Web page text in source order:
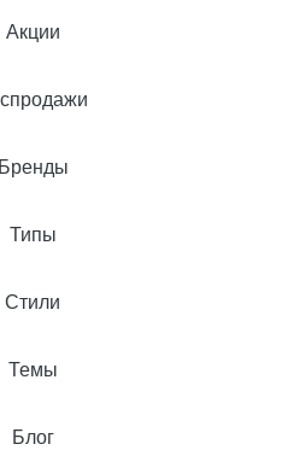
Акции
Бренды
Типы
Стили
Темы
Блог